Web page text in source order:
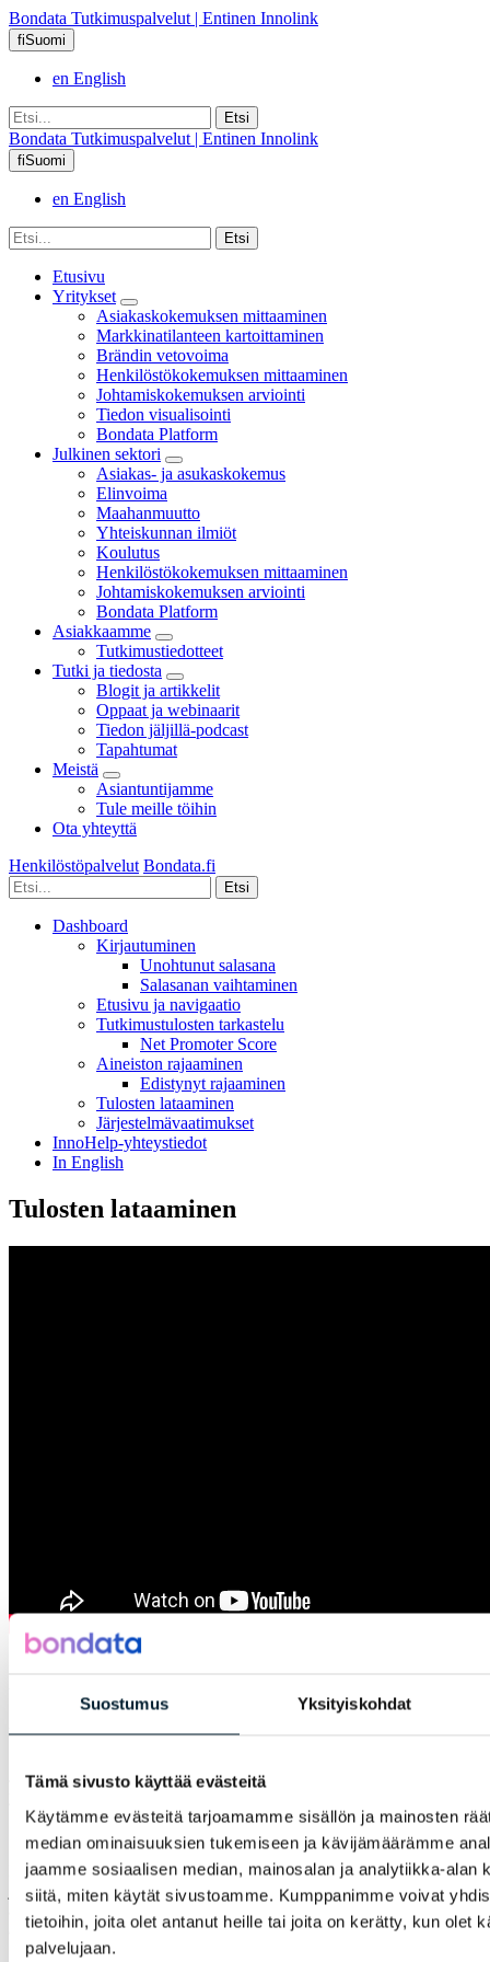
Suostumus Yksityiskohdat
Tämä sivusto käyttää evästeitä
Käytämme evästeitä tarjoamamme sisällön ja mainosten
median ominaisuuksien tukemiseen ja kävijämäärämme
jaamme sosiaalisen median, mainosalan ja analytiikka-alan
siitä, miten käytät sivustoamme. Kumppanimme voivat
tietoihin, joita olet antanut heille tai joita on kerätty, kun olet
palvelujaan.
Bondata Tutkimuspalvelut | Entinen Innolink
fiSuomi
en English
Bondata Tutkimuspalvelut | Entinen Innolink
fiSuomi
en English
Etusivu
Yritykset
Asiakaskokemuksen mittaaminen
Markkinatilanteen kartoittaminen
Brändin vetovoima
Henkilöstökokemuksen mittaaminen
Johtamiskokemuksen arviointi
Tiedon visualisointi
Bondata Platform
Julkinen sektori
Asiakas- ja asukaskokemus
Elinvoima
Maahanmuutto
Yhteiskunnan ilmiöt
Koulutus
Henkilöstökokemuksen mittaaminen
Johtamiskokemuksen arviointi
Bondata Platform
Asiakkaamme
Tutkimustiedotteet
Tutki ja tiedosta
Blogit ja artikkelit
Oppaat ja webinaarit
Tiedon jäljillä-podcast
Tapahtumat
Meistä
Asiantuntijamme
Tule meille töihin
Ota yhteyttä
Henkilöstöpalvelut Bondata.fi
Dashboard
Kirjautuminen
Unohtunut salasana
Salasanan vaihtaminen
Etusivu ja navigaatio
Tutkimustulosten tarkastelu
Net Promoter Score
Aineiston rajaaminen
Edistynyt rajaaminen
Tulosten lataaminen
Järjestelmävaatimukset
InnoHelp-yhteystiedot
In English
Tulosten lataaminen
Yksittäisen tuloksen lataaminen
Jos haluat ladata yksittäisen tuloksen, paina kuvan vasemmasta
yläkulmasta löytyvää
Pääset nyt lataamaan tuloksen jpg- tai pdf-muotoon niillä rajauksilla,
jotka sillä hetkellä ovat voimassa. Valitse haluttu tiedostomuoto
alasvetovalikosta ja paina lopuksi
-näppäintä oikeassa
alareunassa.